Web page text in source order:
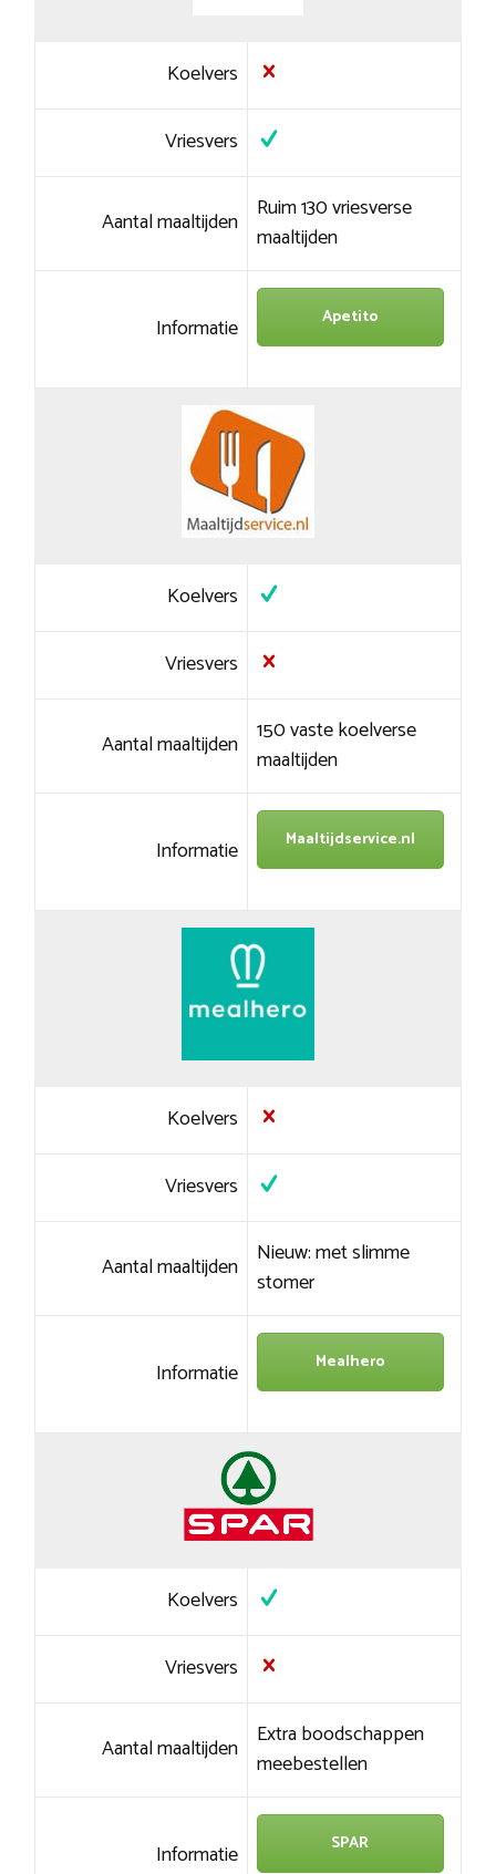
Koelvers
Vriesvers
Aantal maaltijden Ruim 130 vriesverse
maaltijden
Informatie Apetito
Koelvers
Vriesvers
Aantal maaltijden 150 vaste koelverse
maaltijden
Informatie Maaltijdservice.nl
Koelvers
Vriesvers
Aantal maaltijden Nieuw: met slimme
stomer
Informatie Mealhero
Koelvers
Vriesvers
Aantal maaltijden Extra boodschappen
meebestellen
Informatie SPAR